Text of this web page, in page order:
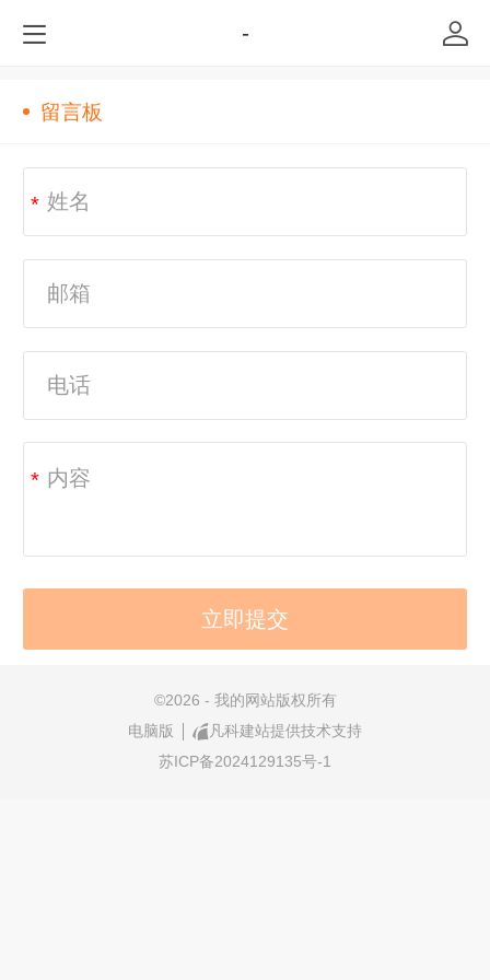
-
留言板
*
*
©2026 - 我的网站版权所有
电脑版
凡科建站提供技术支持
苏ICP备2024129135号-1